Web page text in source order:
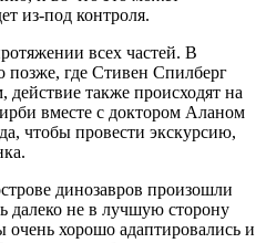
из-под контроля.
всех частей. В
позже, где Стивен Спилберг
действие также происходят на
вместе с доктором Аланом
чтобы провести экскурсию,
динозавров произошли
далеко не в лучшую сторону
хорошо адаптировались и